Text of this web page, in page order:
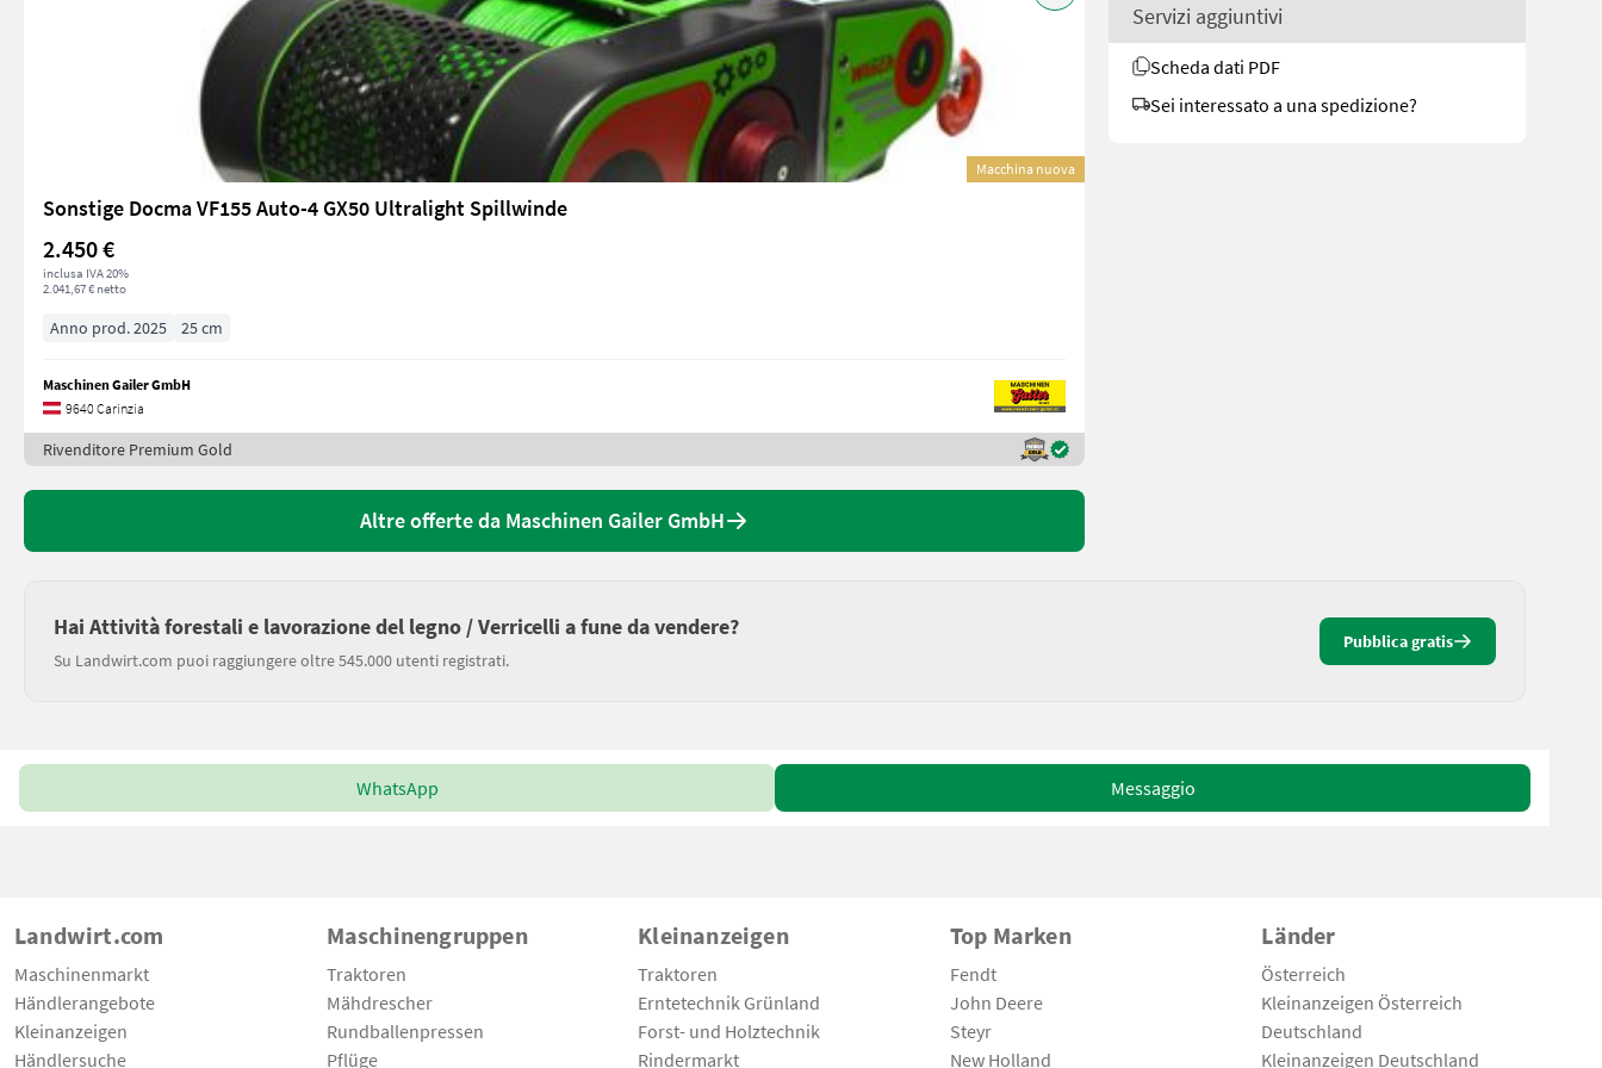
Servizi aggiuntivi
Scheda dati PDF
Sei interessato a una spedizione?
Macchina nuova
Sonstige Docma VF155 Auto-4 GX50 Ultralight Spillwinde
2.450 €
inclusa IVA 20%
2.041,67 € netto
Anno prod. 2025 25 cm
Maschinen Gailer GmbH
9640 Carinzia
Rivenditore Premium Gold
Altre offerte da Maschinen Gailer GmbH
Hai Attività forestali e lavorazione del legno / Verricelli a fune da vendere?
Su Landwirt.com puoi raggiungere oltre 545.000 utenti registrati.
Pubblica gratis
WhatsApp Messaggio
Landwirt.com
Maschinenmarkt
Händlerangebote
Kleinanzeigen
Händlersuche
Maschinengruppen
Traktoren
Mähdrescher
Rundballenpressen
Pflüge
Kleinanzeigen
Traktoren
Erntetechnik Grünland
Forst- und Holztechnik
Rindermarkt
Top Marken
Fendt
John Deere
Steyr
New Holland
Länder
Österreich
Kleinanzeigen Österreich
Deutschland
Kleinanzeigen Deutschland